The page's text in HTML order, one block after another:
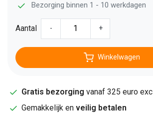
Bezorging binnen 1 - 10 werkdagen
Aantal - +
Winkelwagen
Gratis bezorging vanaf 325 euro
Gemakkelijk en veilig betalen